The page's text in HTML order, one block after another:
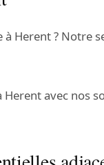
à Herent ?
avec nos